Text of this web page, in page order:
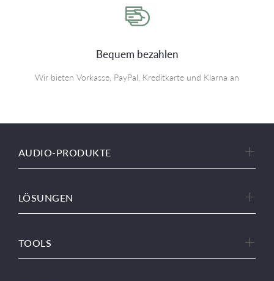
Bequem bezahlen
Wir bieten Vorkasse, PayPal, Kreditkarte und Klarna an
AUDIO-PRODUKTE
LÖSUNGEN
TOOLS